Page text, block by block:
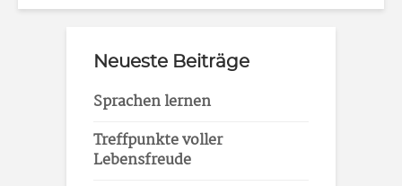
Neueste Beiträge
Sprachen lernen
Treffpunkte voller
Lebensfreude